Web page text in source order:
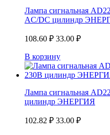
Лампа сигнальная
AC/DC цилиндр
108.60 ₽ 33.00 ₽
В корзину
Лампа сигнальная
цилиндр ЭНЕРГИЯ
102.82 ₽ 33.00 ₽